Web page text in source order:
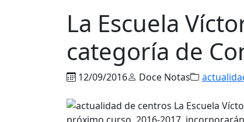
La Escuela
categoría de
12/09/2016 Doce Notas